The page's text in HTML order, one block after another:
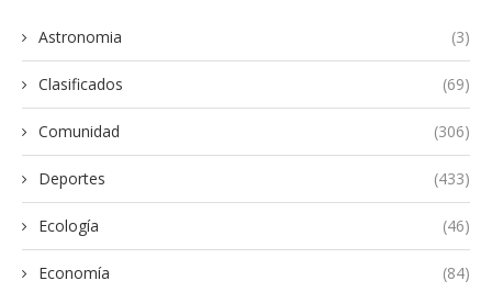
Astronomia (3)
Clasificados (69)
Comunidad (306)
Deportes (433)
Ecología (46)
Economía (84)